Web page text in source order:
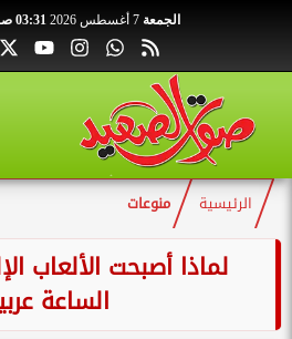
الجمعة 7 أغسطس 2026 03:31 صـ
الرئيسية منوعات
لماذا أصبحت الألعاب
الساعة